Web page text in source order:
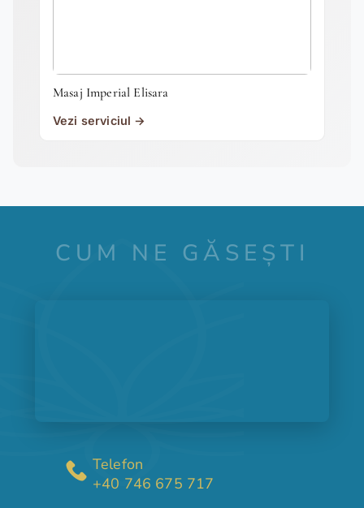
Masaj Imperial Elisara
Vezi serviciul →
CUM NE GĂSEȘTI
Telefon
+40 746 675 717